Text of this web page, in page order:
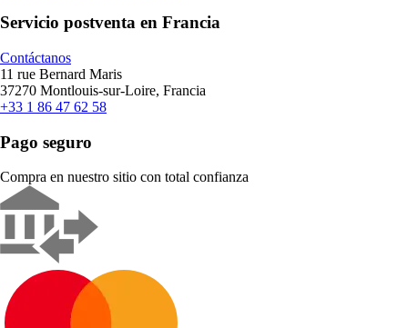
Servicio postventa en Francia
Contáctanos
11 rue Bernard Maris
37270 Montlouis-sur-Loire, Francia
+33 1 86 47 62 58
Pago seguro
Compra en nuestro sitio con total confianza